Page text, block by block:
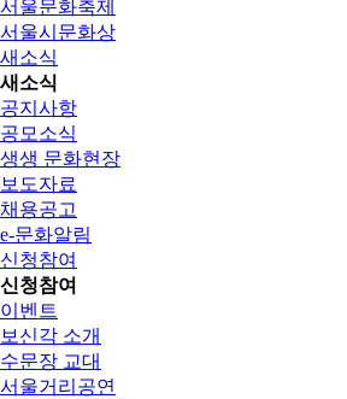
서울문화축제
서울시문화상
새소식
새소식
공지사항
공모소식
생생 문화현장
보도자료
채용공고
e-문화알림
신청참여
신청참여
이벤트
보신각 소개
수문장 교대
서울거리공연